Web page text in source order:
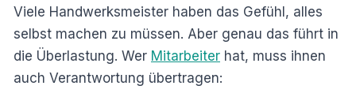
Viele Handwerksmeister haben das Gefühl, alles
selbst machen zu müssen. Aber genau das führt in
die Überlastung. Wer Mitarbeiter hat, muss ihnen
auch Verantwortung übertragen: